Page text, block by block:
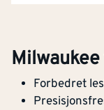
Forbedret